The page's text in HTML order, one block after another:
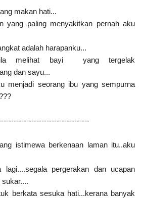
makan hati...
yang paling menyakitkan pernah aku
adalah harapanku...
melihat bayi yang tergelak
dan sayu...
menjadi seorang ibu yang sempurna
istimewa berkenaan laman itu..aku
lagi....segala pergerakan dan ucapan
berkata sesuka hati...kerana banyak